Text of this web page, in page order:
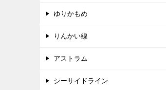
ゆりかもめ
りんかい線
アストラム
シーサイドライン